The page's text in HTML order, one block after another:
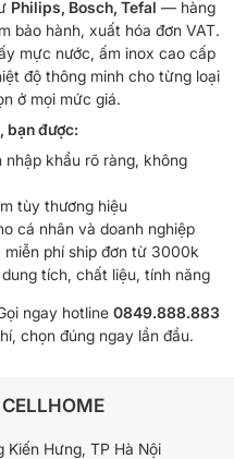
Philips, Bosch, Tefal — hàng
bảo hành, xuất hóa đơn VAT.
mực nước, ấm inox cao cấp
độ thông minh cho từng loại
ở mọi mức giá.
bạn được:
nhập khẩu rõ ràng, không
tùy thương hiệu
cá nhân và doanh nghiệp
miễn phí ship đơn từ 3000k
tích, chất liệu, tính năng
ngay hotline 0849.888.883
chọn đúng ngay lần đầu.
Kiến Hưng, TP Hà Nội